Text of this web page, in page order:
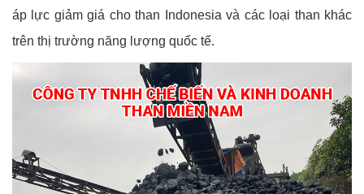
áp lực giảm giá cho than Indonesia và các loại than khác
trên thị trường năng lượng quốc tế.